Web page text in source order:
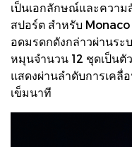
เป็นเอกลักษณ์และควา
สปอร์ต สำหรับ
อดมรดกดังกล่าวผ่านระ
หมุนจำนวน 12 ชุดเป็นตั
แสดงผ่านลำดับการเคลื่
เข็มนาที